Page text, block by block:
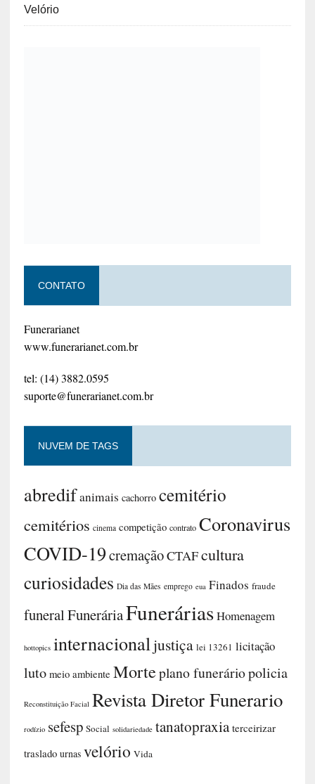
Tanatopraxia
CONTATO
Funerarianet
tel: (14) 3882.0595
NUVEM DE TAGS
abredifanimais cachorro cemitério
cemitérios cinema competição
CoronavirusCOVID-19 cremação
culturacuriosidades Dia das Mães
eua funeral Funerária
FuneráriasHomenagem